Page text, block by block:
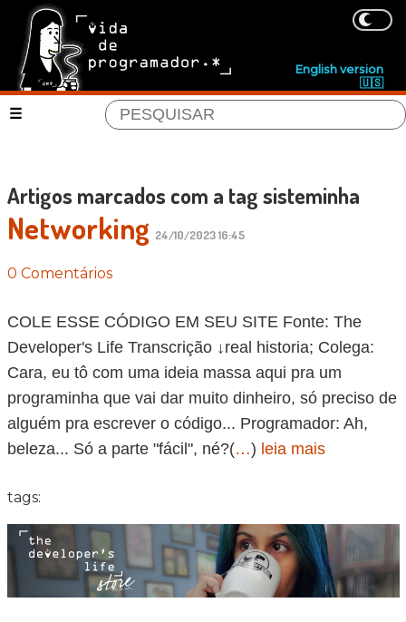
English version
🇺🇸
Artigos marcados com a tag sisteminha
Networking 24/10/2023 16:45
0 Comentários
COLE ESSE CÓDIGO EM SEU SITE Fonte: The
Developer's Life Transcrição ↓real historia; Colega:
Cara, eu tô com uma ideia massa aqui pra um
programinha que vai dar muito dinheiro, só preciso de
alguém pra escrever o código... Programador: Ah,
beleza... Só a parte "fácil", né?(…) leia mais
tags: